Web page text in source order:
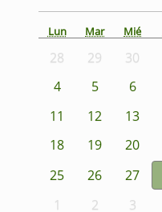
Lun Mar Mié
28 29 30
4
5 6
11
12 13
18
19 20
25
26 27
1
2 3